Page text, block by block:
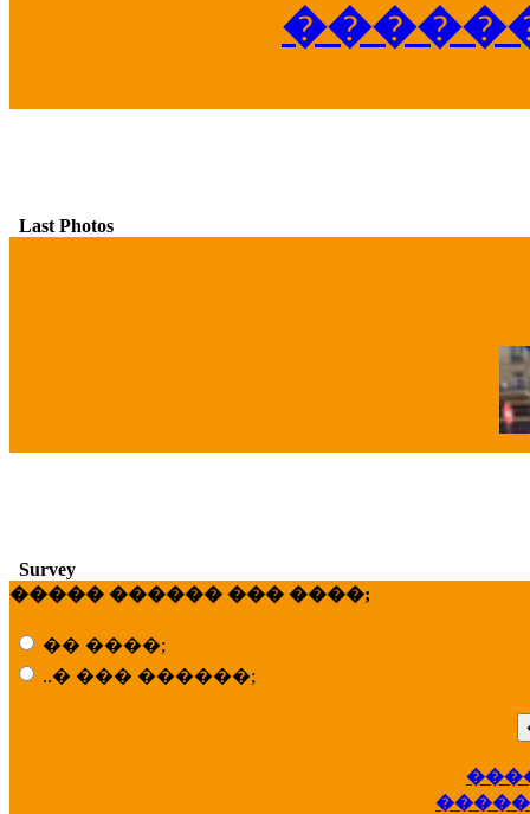
Last Photos
Survey
����� ������ ��� ����;
�� ����;
..� ��� ������;